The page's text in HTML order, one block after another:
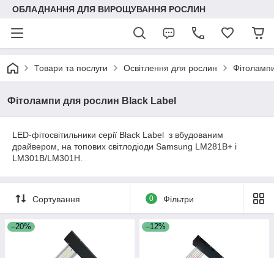
ОБЛАДНАННЯ ДЛЯ ВИРОЩУВАННЯ РОСЛИН
Товари та послуги Освітлення для рослин
Фітолампи для рослин Black Label
LED-фітосвітильники серії Black Label з вбудованим
драйвером, на топових світлодіоди Samsung LM281B+ і
LM301B/LM301H.
Сортування 0 Фільтри
–20% –12%